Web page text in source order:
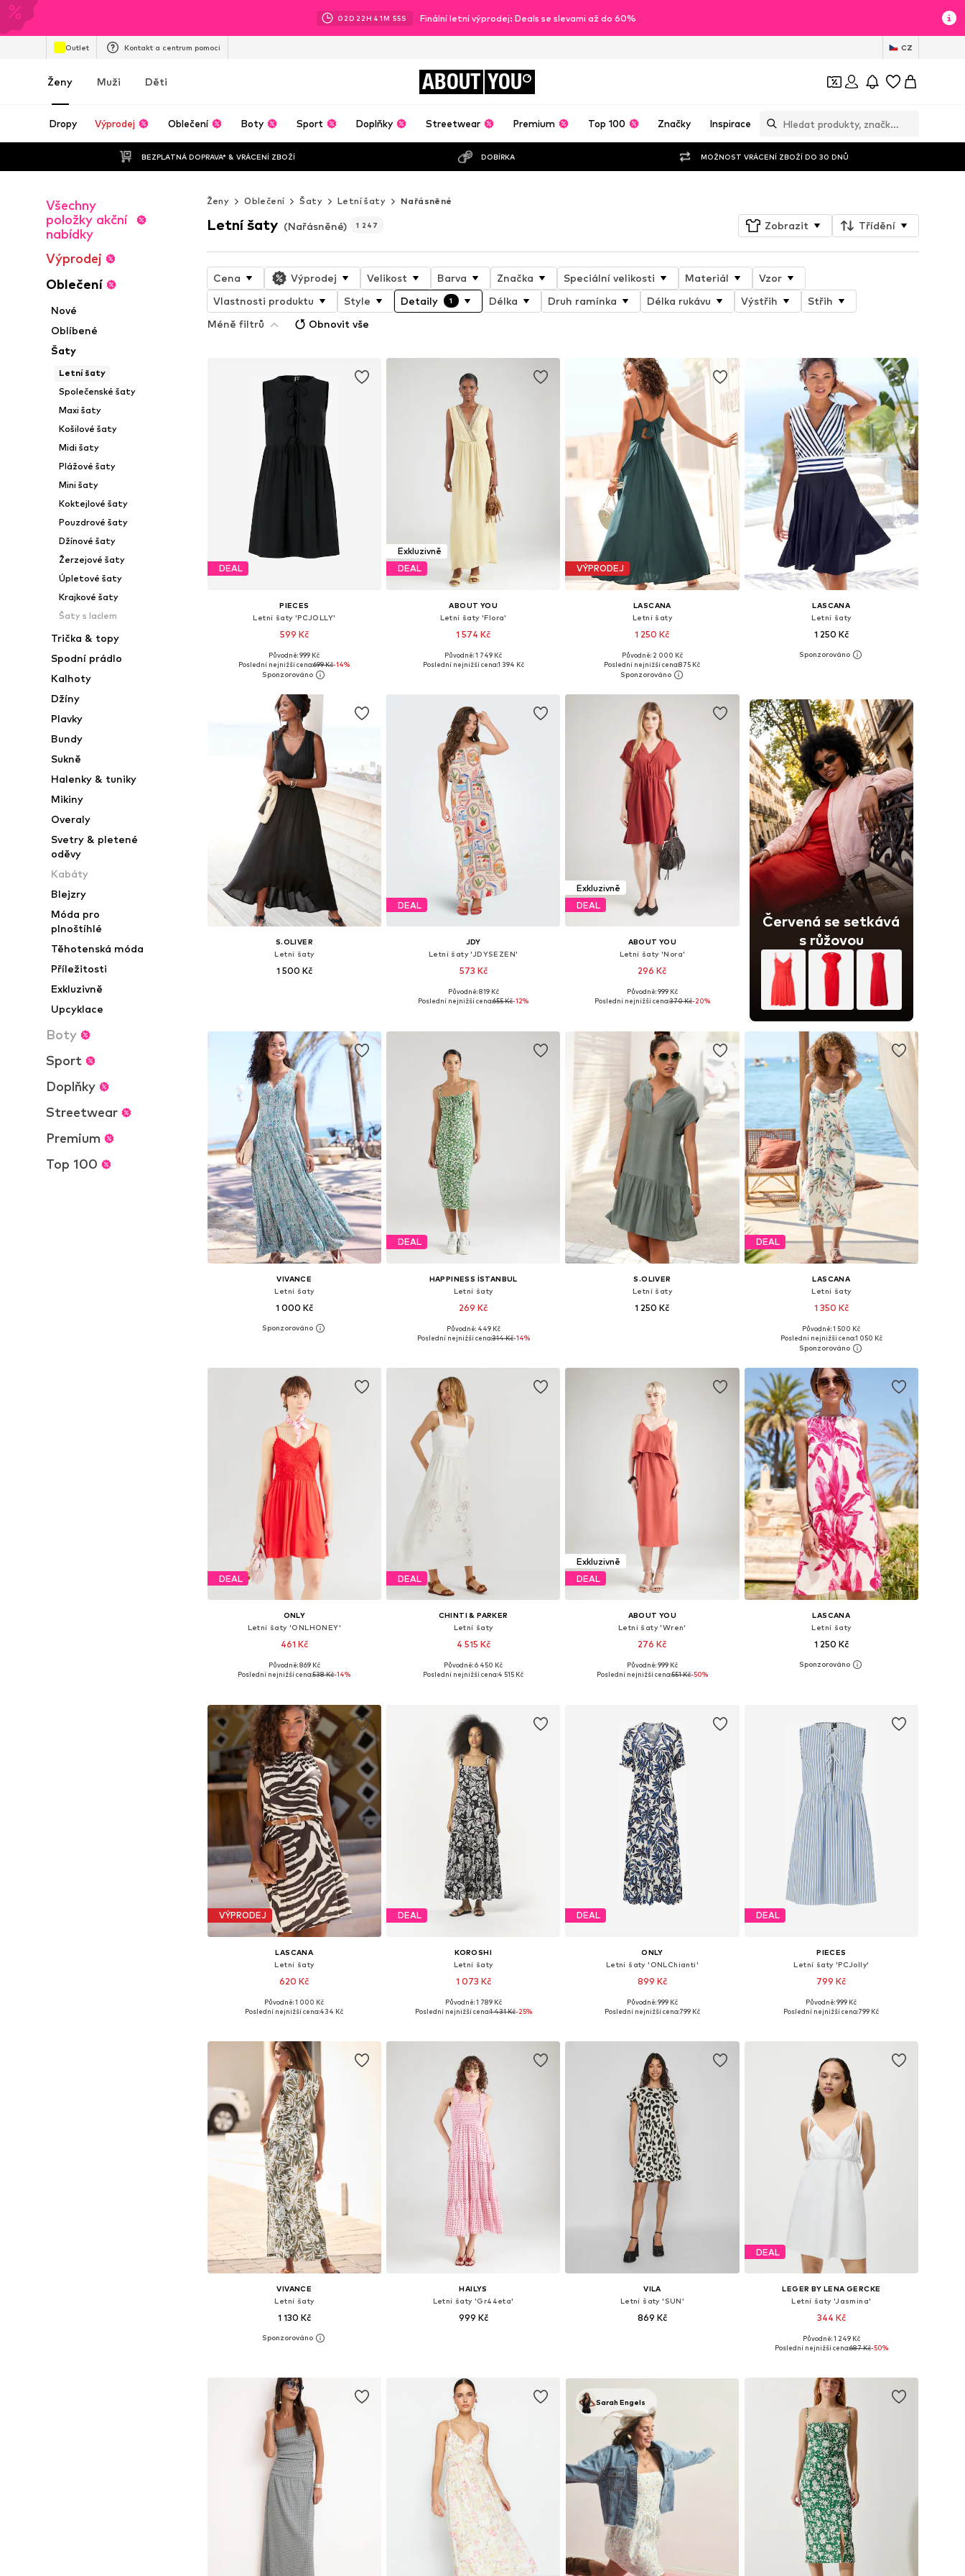
02D 22H 41M 53S Finální letní výprodej: Deals se slevami až do 60%
Outlet Kontakt a centrum pomoci CZ
Ženy Muži Děti ABOUT YOU
Dropy Výprodej Oblečení Boty Sport Doplňky Streetwear Premium Top 100 Značky Inspirace
BEZPLATNÁ DOPRAVA* & VRÁCENÍ ZBOŽÍ DOBÍRKA MOŽNOST VRÁCENÍ ZBOŽÍ DO 30 DNŮ
Všechny
položky akční
nabídky
Výprodej
Oblečení
Nové
Oblíbené
Šaty
Letní šaty
Společenské šaty
Maxi šaty
Košilové šaty
Midi šaty
Plážové šaty
Mini šaty
Koktejlové šaty
Pouzdrové šaty
Džínové šaty
Žerzejové šaty
Úpletové šaty
Krajkové šaty
Šaty s laclem
Trička & topy
Spodní prádlo
Kalhoty
Džíny
Plavky
Bundy
Sukně
Halenky & tuniky
Mikiny
Overaly
Svetry & pletené
oděvy
Kabáty
Blejzry
Móda pro
plnoštíhlé
Těhotenská móda
Příležitosti
Exkluzivně
Upcyklace
Boty
Sport
Doplňky
Streetwear
Premium
Top 100
Ženy Oblečení Šaty Letní šaty Nařásněné
Letní šaty (Nařásněné) 1 247 Zobrazit Třídění
Cena Výprodej Velikost Barva Značka Speciální velikosti Materiál
Vzor
Vlastnosti produktu
Style Detaily 1 Délka Druh ramínka Délka rukávu Výstřih
Střih
Méně filtrů
Obnovit vše
DEAL
PIECES
Letní šaty 'PCJOLLY'
599 Kč
Dostupné velikosti: 34, 36, 38, 40, 42, 44
Přidat do košíku
Původně: 999 Kč
Poslední nejnižší cena:699 Kč-14%
Exkluzivně
DEAL
ABOUT YOU
Letní šaty 'Flora'
1 574 Kč
Dostupné velikosti: 36, 38, 40, 42
Původně: 1 749 Kč
Poslední nejnižší cena:1 394 Kč
VÝPRODEJ
LASCANA
Letní šaty
1 250 Kč
Dostupné velikosti: 34, 36, 38, 42, 44
Přidat do košíku
Původně: 2 000 Kč
Poslední nejnižší cena:875 Kč
LASCANA
Letní šaty
1 250 Kč
Dostupné v mnoha velikostech
S.OLIVER
Letní šaty
1 500 Kč
DEAL
JDY
Letní šaty 'JDYSEZEN'
573 Kč
Dostupné velikosti: 36, 40
Původně: 819 Kč
Poslední nejnižší cena:655 Kč-12%
Exkluzivně
DEAL
ABOUT YOU
Letní šaty 'Nora'
296 Kč
Dostupné velikosti: 34, 36, 38, 40
Původně: 999 Kč
Poslední nejnižší cena:370 Kč-20%
Červená se setkává
s růžovou
VIVANCE
Letní šaty
1 000 Kč
Dostupné velikosti: 34, 36, 38, 40, 42, 44
DEAL
HAPPINESS İSTANBUL
Letní šaty
269 Kč
+1
Dostupné velikosti: 36, 38, 40
Původně: 449 Kč
Poslední nejnižší cena:314 Kč-14%
S.OLIVER
Letní šaty
1 250 Kč
DEAL
LASCANA
Letní šaty
1 350 Kč
Dostupné velikosti: 34, 36, 38, 40, 46
Přidat do košíku
Původně: 1 500 Kč
Poslední nejnižší cena:1 050 Kč
DEAL
ONLY
Letní šaty 'ONLHONEY'
461 Kč
Dostupné velikosti: 32, 34, 36, 38, 40, 42
Původně: 869 Kč
Poslední nejnižší cena:538 Kč-14%
DEAL
CHINTI & PARKER
Letní šaty
4 515 Kč
Dostupné velikosti: 36, 38, 40, 42, 44
Původně: 6 450 Kč
Poslední nejnižší cena:4 515 Kč
Exkluzivně
DEAL
ABOUT YOU
Letní šaty 'Wren'
276 Kč
Dostupné velikosti: 34, 36, 38
Původně: 999 Kč
Poslední nejnižší cena:551 Kč-50%
LASCANA
Letní šaty
1 250 Kč
Dostupné velikosti: 34, 36, 38, 42
VÝPRODEJ
LASCANA
Letní šaty
620 Kč
Dostupné velikosti: 38, 40, 42
Původně: 1 000 Kč
Poslední nejnižší cena:434 Kč
DEAL
KOROSHI
Letní šaty
1 073 Kč
Dostupné velikosti: 34, 36, 38, 40, 42
Původně: 1 789 Kč
Poslední nejnižší cena:1 431 Kč-25%
DEAL
ONLY
Letní šaty 'ONLChianti'
899 Kč
+5
Dostupné velikosti: 34, 36, 38, 40
Původně: 999 Kč
Poslední nejnižší cena:799 Kč
DEAL
PIECES
Letní šaty 'PCJolly'
799 Kč
Dostupné v mnoha velikostech
Původně: 999 Kč
Poslední nejnižší cena:799 Kč
VIVANCE
Letní šaty
1 130 Kč
Dostupné velikosti: 36, 38, 40, 42
HAILYS
Letní šaty 'Gr44eta'
999 Kč
VILA
Letní šaty 'SUN'
869 Kč
DEAL
LEGER BY LENA GERCKE
Letní šaty 'Jasmina'
344 Kč
Dostupné velikosti: 34, 38, 40, 42, 44
Původně: 1 249 Kč
Poslední nejnižší cena:687 Kč-50%
Sarah Engels